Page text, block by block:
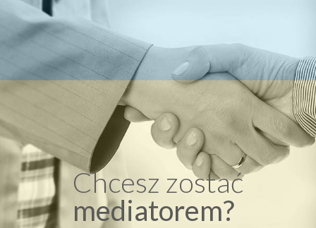
Chcesz zostać
mediatorem?